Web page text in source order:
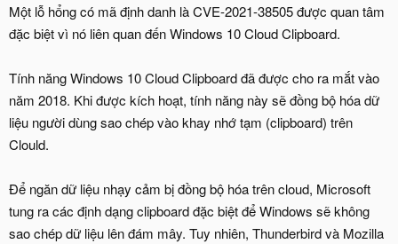
Một lỗ hổng có mã định danh là CVE-2021-38505 được quan tâm
đặc biệt vì nó liên quan đến Windows 10 Cloud Clipboard.
Tính năng Windows 10 Cloud Clipboard đã được cho ra mắt vào
năm 2018. Khi được kích hoạt, tính năng này sẽ đồng bộ hóa dữ
liệu người dùng sao chép vào khay nhớ tạm (clipboard) trên
Clould.
Để ngăn dữ liệu nhạy cảm bị đồng bộ hóa trên cloud, Microsoft
tung ra các định dạng clipboard đặc biệt để Windows sẽ không
sao chép dữ liệu lên đám mây. Tuy nhiên, Thunderbird và Mozilla